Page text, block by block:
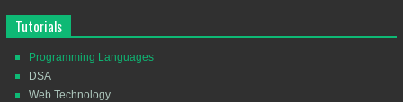
Tutorials
Programming Languages
DSA
Web Technology